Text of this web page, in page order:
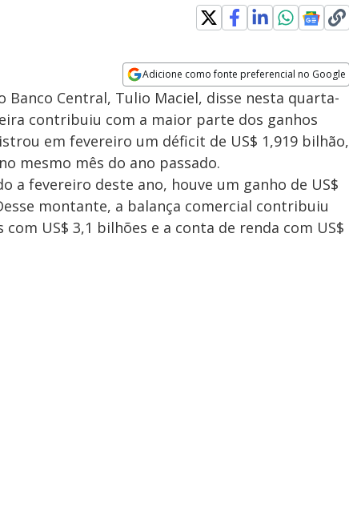
Adicione como fonte preferencial no Google
Opens in new window
Central, Tulio Maciel, disse nesta quarta-
contribuiu com a maior parte dos ganhos
em fevereiro um déficit de US$ 1,919 bilhão,
mesmo mês do ano passado.
a fevereiro deste ano, houve um ganho de US$
montante, a balança comercial contribuiu
US$ 3,1 bilhões e a conta de renda com US$